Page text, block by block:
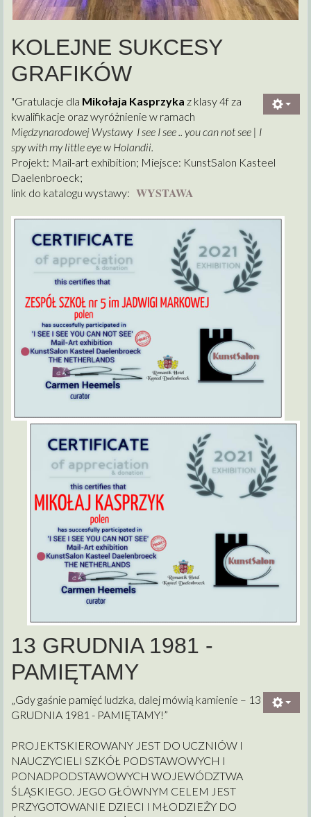
KOLEJNE SUKCESY
GRAFIKÓW
"Gratulacje dla Mikołaja Kasprzyka z klasy 4f za
kwalifikacje oraz wyróżnienie w ramach
Międzynarodowej Wystawy I see I see .. you can not see | I
spy with my little eye w Holandii.
Projekt: Mail-art exhibition; Miejsce: KunstSalon Kasteel
Daelenbroeck;
link do katalogu wystawy: WYSTAWA
13 GRUDNIA 1981 -
PAMIĘTAMY
„Gdy gaśnie pamięć ludzka, dalej mówią kamienie – 13
GRUDNIA 1981 - PAMIĘTAMY!”
PROJEKTSKIEROWANY JEST DO UCZNIÓW I
NAUCZYCIELI SZKÓŁ PODSTAWOWYCH I
PONADPODSTAWOWYCH WOJEWÓDZTWA
ŚLĄSKIEGO. JEGO GŁÓWNYM CELEM JEST
PRZYGOTOWANIE DZIECI I MŁODZIEŻY DO